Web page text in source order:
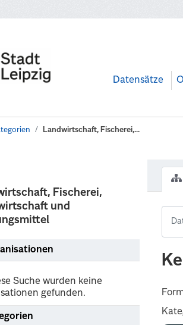
Datensätze
Landwirtschaft, Fischerei,...
Fischerei,
und
Suche wurden keine
gefunden.